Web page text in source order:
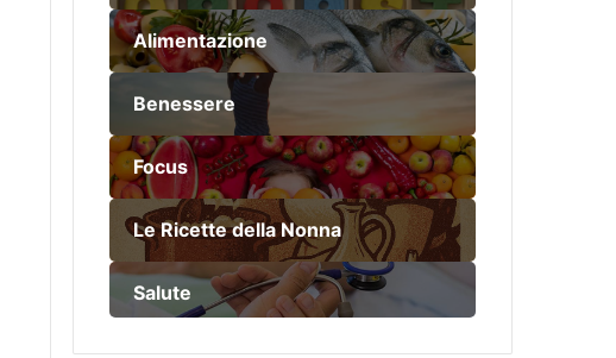
Alimentazione
Benessere
Focus
Le Ricette della Nonna
Salute